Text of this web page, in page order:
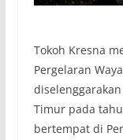
Tokoh Kresna
Pergelaran
Timur pada
bertempat di